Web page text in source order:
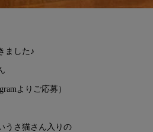
ました♪
よりご応募）
うさ猫さん入りの